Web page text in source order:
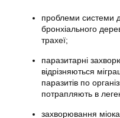
проблеми системи
бронхіального
трахеї;
паразитарні
відрізняються
паразитів по
потрапляють в
захворювання